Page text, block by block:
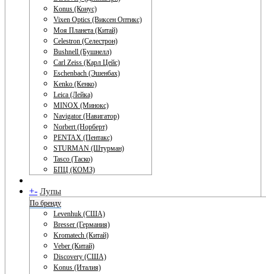
Konus (Конус)
Vixen Optics (Виксен Оптикс)
Моя Планета (Китай)
Celestron (Селестрон)
Bushnell (Бушнелл)
Carl Zeiss (Карл Цейс)
Eschenbach (Эшенбах)
Kenko (Кенко)
Leica (Лейка)
MINOX (Минокс)
Navigator (Навигатор)
Norbert (Норберт)
PENTAX (Пентакс)
STURMAN (Штурман)
Tasco (Таско)
БПЦ (КОМЗ)
+- Лупы
По бренду
Levenhuk (США)
Bresser (Германия)
Kromatech (Китай)
Veber (Китай)
Discovery (США)
Konus (Италия)